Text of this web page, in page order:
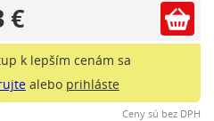
€
k lepším cenám sa
alebo prihláste
Ceny sú bez DPH